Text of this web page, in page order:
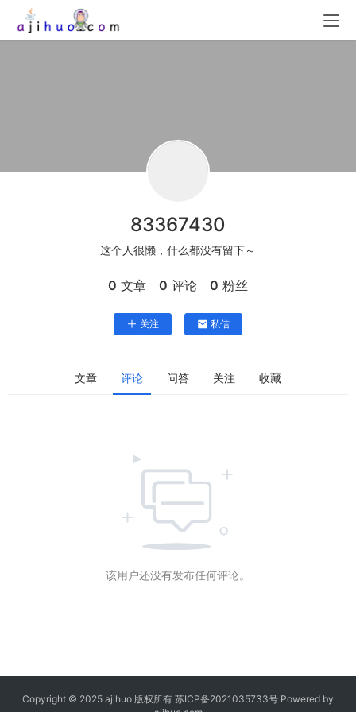
83367430
这个人很懒，什么都没有留下～
0 文章 0 评论 0 粉丝
关注 私信
文章 评论 问答 关注 收藏
该用户还没有发布任何评论。
Copyright © 2025 ajihuo 版权所有 苏ICP备2021035733号 Powered by